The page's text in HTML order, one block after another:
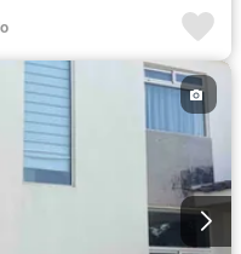
con closet
Vista panorámica